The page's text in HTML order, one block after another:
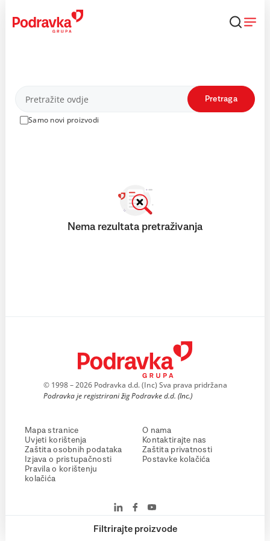
content
Proizvodi
Samo novi proizvodi
Pretraga
Filtrirajte proizvode
Nema rezultata pretraživanja
© 1998 – 2026 Podravka d.d. (Inc) Sva prava pridržana
Podravka je registrirani žig Podravke d.d. (Inc.)
Mapa stranice
Uvjeti korištenja
Zaštita osobnih podataka
Izjava o pristupačnosti
Pravila o korištenju
kolačića
O nama
Kontaktirajte nas
Zaštita privatnosti
Postavke kolačića